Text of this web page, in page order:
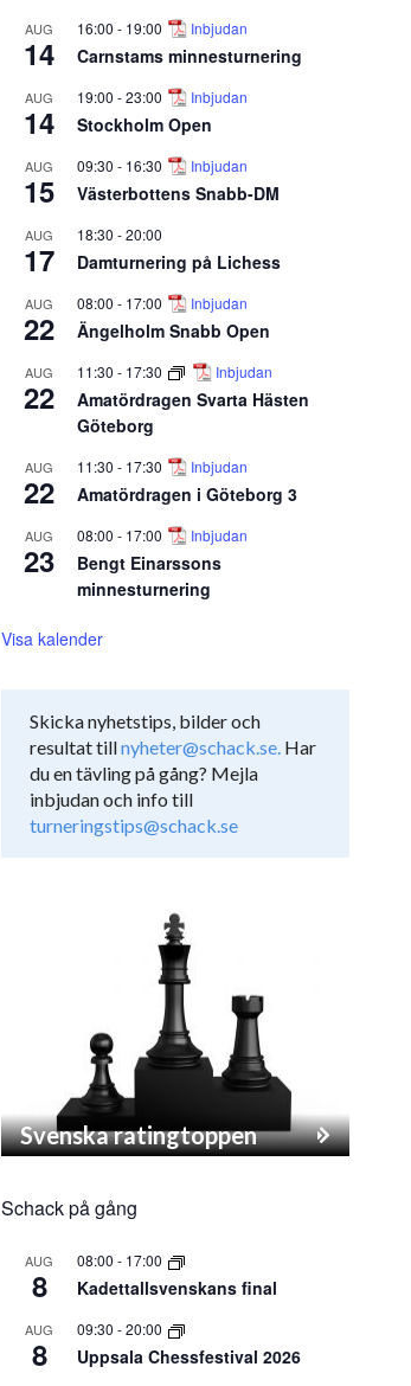
AUG
14
16:00 - 19:00 Inbjudan
Carnstams minnesturnering
AUG
14
19:00 -23:00 Inbjudan
Stockholm Open
AUG
15
09:30 - 16:30 Inbjudan
Västerbottens Snabb-DM
AUG
17
18:30 -20:00
Damturnering på Lichess
AUG
22
08:00 - 17:00 Inbjudan
Ängelholm Snabb Open
AUG
22
11:30 - 17:30 Inbjudan
Amatördragen Svarta Hästen
Göteborg
AUG
22
11:30 - 17:30 Inbjudan
Amatördragen i Göteborg 3
AUG
23
08:00 - 17:00 Inbjudan
Bengt Einarssons
minnesturnering
Visa kalender
Skicka nyhetstips, bilder och
resultat tillnyheter@schack.se. Har
du en tävling på gång? Mejla
inbjudan och info till
turneringstips@schack.se
Svenska ratingtoppen
Schack på gång
AUG
8
08:00 - 17:00
Kadettallsvenskans final
AUG
8
09:30 -20:00
Uppsala Chessfestival 2026